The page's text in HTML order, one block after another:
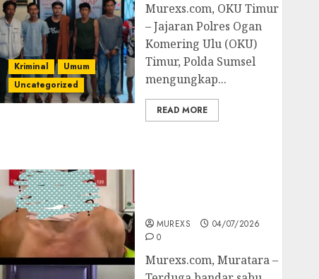
Kriminal
Umum
Uncategorized
Murexs.com, OKU Timur
– Jajaran Polres Ogan
Komering Ulu (OKU)
Timur, Polda Sumsel
mengungkap...
READ MORE
MUREXS
04/07/2026
0
Murexs.com, Muratara –